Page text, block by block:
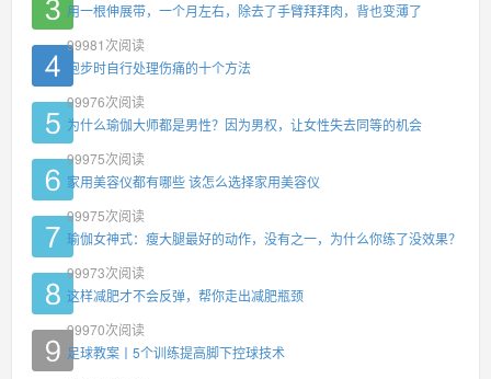
用一根伸展带，一个月左右，除去了手臂拜拜肉，背也变薄了
99981 次阅读
跑步时自行处理伤痛的十个方法
99976次阅读
为什么瑜伽大师都是男性？因为男权，让女性失去同等的机会
99975次阅读
家用美容仪都有哪些 该怎么选择家用美容仪
99975次阅读
瑜伽女神式：瘦大腿最好的动作，没有之一，为什么你练了没效果？
99973次阅读
这样减肥才不会反弹，帮你走出减肥瓶颈
99970次阅读
足球教案丨5个训练提高脚下控球技术